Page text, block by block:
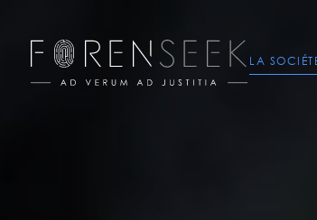
LA